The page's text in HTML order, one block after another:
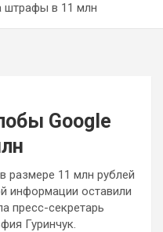
штрафы в 11 млн
Google
размере 11 млн рублей
информации оставили
пресс-секретарь
Гуринчук.